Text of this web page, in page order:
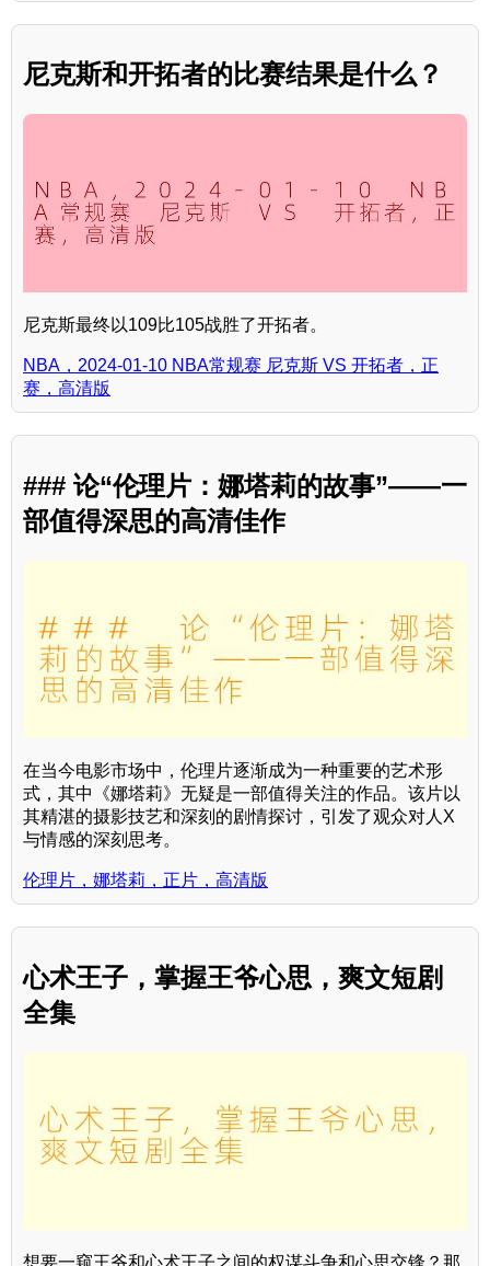
尼克斯和开拓者的比赛结果是什么？
尼克斯最终以109比105战胜了开拓者。
NBA，2024-01-10 NBA常规赛 尼克斯 VS 开拓者，正
赛，高清版
### 论“伦理片：娜塔莉的故事”——一
部值得深思的高清佳作
在当今电影市场中，伦理片逐渐成为一种重要的艺术形
式，其中《娜塔莉》无疑是一部值得关注的作品。该片以
其精湛的摄影技艺和深刻的剧情探讨，引发了观众对人X
与情感的深刻思考。
伦理片，娜塔莉，正片，高清版
心术王子，掌握王爷心思，爽文短剧
全集